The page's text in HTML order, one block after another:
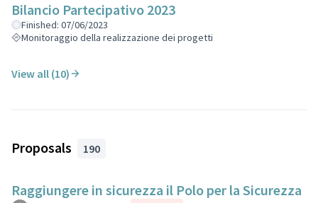
Bilancio Partecipativo 2023
Finished: 07/06/2023
Monitoraggio della realizzazione dei progetti
View all (10)
Proposals 190
Raggiungere in sicurezza il Polo per la Sicurezza